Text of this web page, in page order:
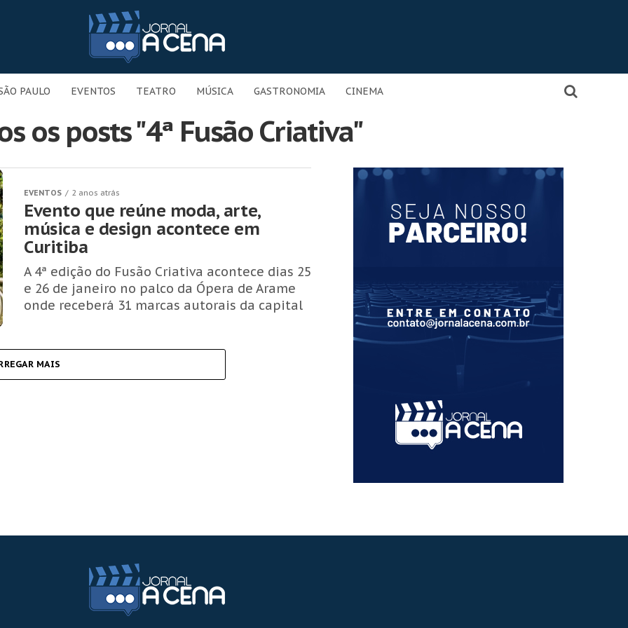
PAULO EVENTOS TEATRO MÚSICA GASTRONOMIA CINEMA
os posts "4ª Fusão Criativa"
EVENTOS 2 anos atrás
Evento que reúne moda, arte,
música e design acontece em
Curitiba
A 4ª edição do Fusão Criativa acontece dias 25
e 26 de janeiro no palco da Ópera de Arame
onde receberá 31 marcas autorais da capital
MAIS